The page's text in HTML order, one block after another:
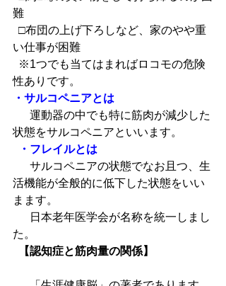
難
い仕事が困難
性ありです。
・サルコペニアとは
状態をサルコペニアといいます。
・フレイルとは
活機能が全般的に低下した状態をいい
まます。
た。
【認知症と筋肉量の関係】